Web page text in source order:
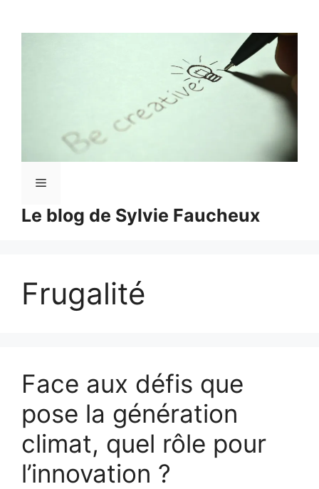
Le blog de Sylvie Faucheux
Menu
Frugalité
Face aux défis que
pose la génération
climat, quel rôle pour
l’innovation ?